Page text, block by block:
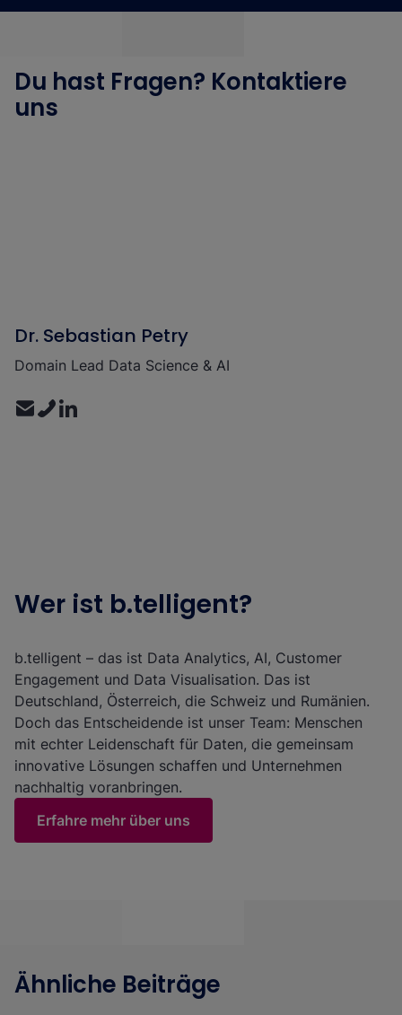
Du hast Fragen? Kontaktiere
uns
Dr. Sebastian Petry
Domain Lead Data Science & AI
Wer ist b.telligent?
b.telligent – das ist Data Analytics, AI, Customer
Engagement und Data Visualisation. Das ist
Deutschland, Österreich, die Schweiz und Rumänien.
Doch das Entscheidende ist unser Team: Menschen
mit echter Leidenschaft für Daten, die gemeinsam
innovative Lösungen schaffen und Unternehmen
nachhaltig voranbringen.
Erfahre mehr über uns
Ähnliche Beiträge